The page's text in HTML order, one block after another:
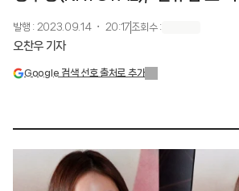
발행 : 2023.09.14 ・ 20:17 조회수:
오찬우 기자
Google 검색 선호 출처로 추가